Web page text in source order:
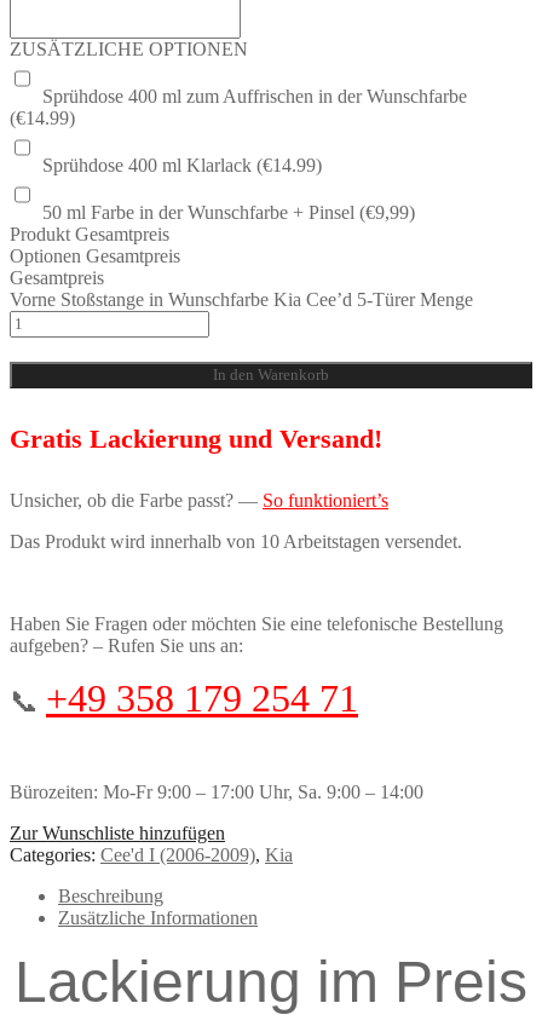
ZUSÄTZLICHE OPTIONEN
Sprühdose 400 ml zum Auffrischen in der Wunschfarbe
(€14.99)
Sprühdose 400 ml Klarlack (€14.99)
50 ml Farbe in der Wunschfarbe + Pinsel (€9,99)
Produkt Gesamtpreis
Optionen Gesamtpreis
Gesamtpreis
Vorne Stoßstange in Wunschfarbe Kia Cee’d 5-Türer Menge
In den Warenkorb
Gratis Lackierung und Versand!
Unsicher, ob die Farbe passt? — So funktioniert’s
Das Produkt wird innerhalb von 10 Arbeitstagen versendet.
Haben Sie Fragen oder möchten Sie eine telefonische Bestellung
aufgeben? – Rufen Sie uns an:
📞 +49 358 179 254 71
Bürozeiten: Mo-Fr 9:00 – 17:00 Uhr, Sa. 9:00 – 14:00
Zur Wunschliste hinzufügen
Categories: Cee'd I (2006-2009), Kia
Beschreibung
Zusätzliche Informationen
Lackierung im Preis